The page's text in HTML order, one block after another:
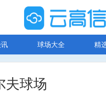
球场大全 精
夫球场